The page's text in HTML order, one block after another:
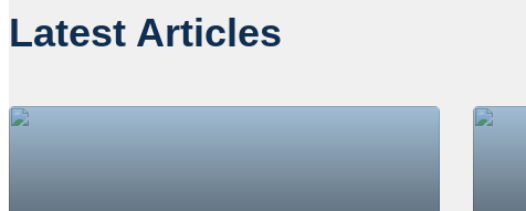
Latest Articles